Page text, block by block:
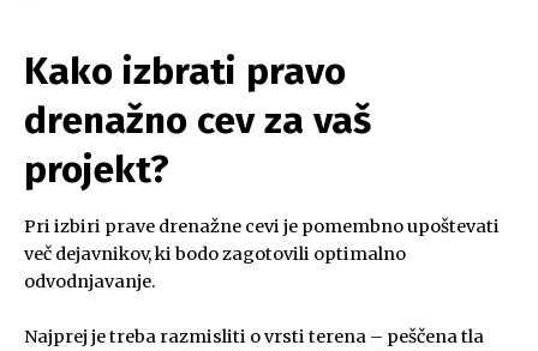
Kako izbrati pravo
drenažno cev za vaš
projekt?
Pri izbiri prave drenažne cevi je pomembno upoštevati
več dejavnikov, ki bodo zagotovili optimalno
odvodnjavanje.
Najprej je treba razmisliti o vrsti terena – peščena tla